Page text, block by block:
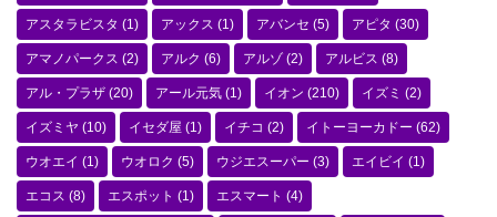
アスタラビスタ (1) アックス (1) アバンセ (5) アピタ (30)
アマノパークス (2) アルク (6) アルゾ(2) アルビス (8)
アル・プラザ (20) アール元気 (1) イオン (210) イズミ (2)
イズミヤ (10) イセダ屋 (1) イチコ (2) イトーヨーカドー (62)
ウオエイ (1) ウオロク (5) ウジエスーパー (3) エイビイ (1)
エコス (8) エスポット (1) エスマート (4)